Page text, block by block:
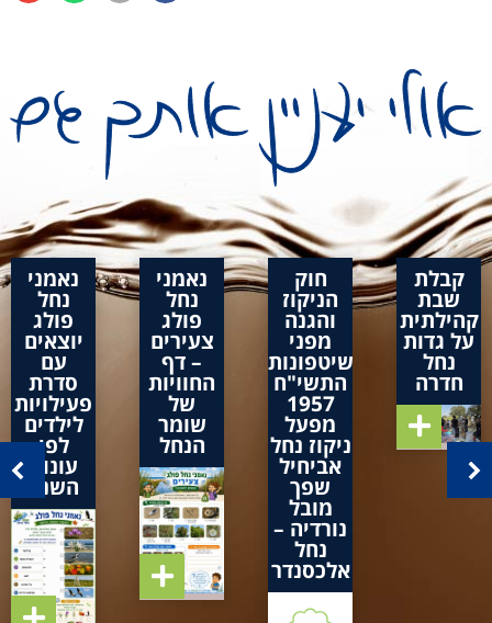
קבלת
שבת
קהילתית
על גדות
נחל
חדרה
חוק
הניקוז
והגנה
מפני
שיטפונות
התשי"ח
1957
מפעל
ניקוז נחל
אביחיל
שפך
מובל
נורדיה –
נחל
אלכסנדר
נאמני
נחל
פולג
צעירים
– דף
החוויות
של
שומר
הנחל
נאמני
נחל
פולג
יוצאים
עם
סדרת
פעילויות
לילדים
לפי
עונות
השנה